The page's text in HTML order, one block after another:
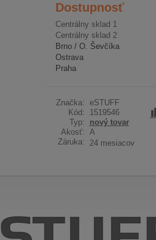
Dostupnosť
Centrálny sklad 1
Centrálny sklad 2
Brno / O. Ševčíka
Ostrava
Praha
Značka: eSTUFF
Kód:
1519546
Typ:
nový tovar
Akosť: A
Záruka:
24 mesiacov